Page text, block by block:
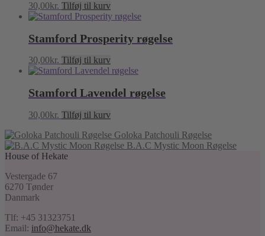
30,00kr. Tilføj til kurv
Stamford Prosperity røgelse
30,00kr. Tilføj til kurv
Stamford Lavendel røgelse
30,00kr. Tilføj til kurv
Goloka Patchouli Røgelse
B.A.C Mystic Moon Røgelse
House of Hekate
Vestergade 67
6270 Tønder
Danmark
Tlf: +45 31323751
Email: info@hekate.dk